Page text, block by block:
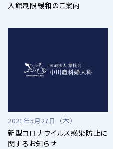
入館制限緩和のご案内
2021年5月27日（木）
新型コロナウイルス感染防止に
関するお知らせ